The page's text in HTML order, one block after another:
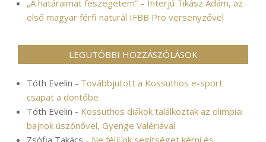
„A határaimat feszegetem” – Interjú Tikász Ádám, az
első magyar férfi naturál IFBB Pro versenyzővel
LEGUTÓBBI HOZZÁSZÓLÁSOK
Tóth Evelin - Továbbjutott a Kossuthos e-sport
csapat a döntőbe
Tóth Evelin - Kossuthos diákok találkoztak az olimpiai
bajnok úszónővel, Gyenge Valériával